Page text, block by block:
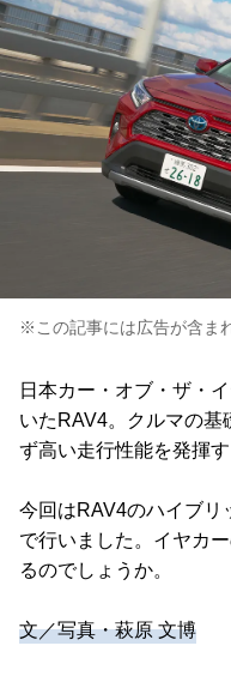
※この記事には広告が含ま
日本カー・オブ・ザ・
いたRAV4。クルマの基
ず高い走行性能を発揮す
今回はRAV4のハイブリ
で行いました。イヤカ
るのでしょうか。
文／写真・萩原 文博